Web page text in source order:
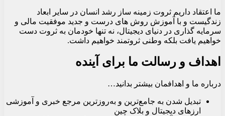
ما اعتقاد داریم ثروت زمینه ساز رشد انسان در سایر ابعاد
زندگیست و با آموزش روش های درست و جدید موفقیت مالی و
سرمایه گذاری در دنیای دیجیتال، نه تنها خودمان به ثروت دست
خواهیم یافت بلکه وطنی ثروتمند خواهیم داشت.
اهداف و رسالت ما برای آینده
درباره ما و اهدافمان بیشتر بدانید…
تبدیل شدن به جامع‌ترین و به‌روزترین مرجع خبری و آموزشی
ارزهای دیجیتال و بلاک چین